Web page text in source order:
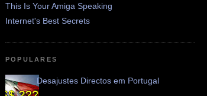
This Is Your Amiga Speaking
Internet's Best Secrets
POPULARES
Desajustes Directos em Portugal